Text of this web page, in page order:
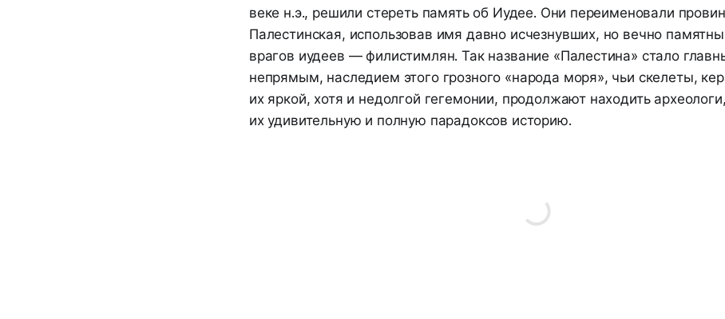
веке н.э., решили стереть память об Иудее. Они переименовали
Палестинская, использовав имя давно исчезнувших, но вечно
врагов иудеев — филистимлян. Так название «Палестина» стало
непрямым, наследием этого грозного «народа моря», чьи скелеты,
их яркой, хотя и недолгой гегемонии, продолжают находить
их удивительную и полную парадоксов историю.